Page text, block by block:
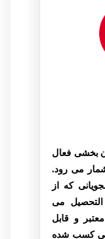
به عنوان بخشی فعال
می رود.
که از
التحصیل می
و قابل
کسب شده